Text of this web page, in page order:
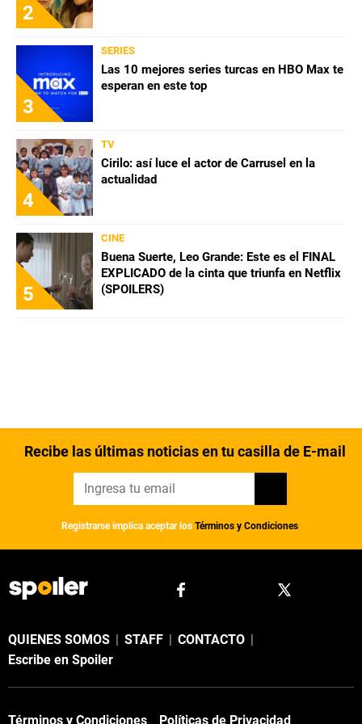
2
3
SERIES
Las 10 mejores series turcas en HBO Max te
esperan en este top
4
TV
Cirilo: así luce el actor de Carrusel en la
actualidad
5
CINE
Buena Suerte, Leo Grande: Este es el FINAL
EXPLICADO de la cinta que triunfa en Netflix
(SPOILERS)
Recibe las últimas noticias en tu casilla de E-mail
Registrarse implica aceptar los Términos y Condiciones
QUIENES SOMOS | STAFF | CONTACTO |
Escribe en Spoiler
Términos y Condiciones Políticas de Privacidad